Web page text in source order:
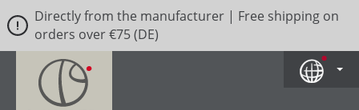
Skip to main content
Directly from the manufacturer | Free shipping on
orders over €75 (DE)